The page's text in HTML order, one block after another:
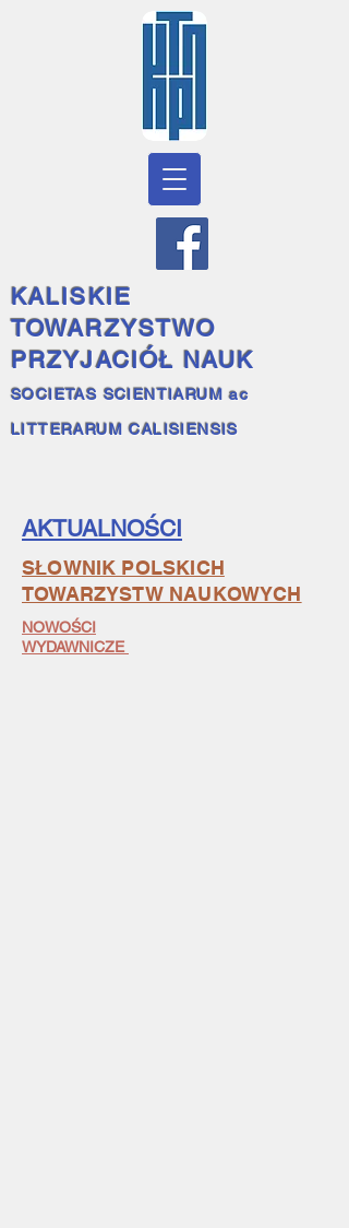
KALISKIE
TOWARZYSTWO
PRZYJACIÓŁ NAUK
SOCIETAS SCIENTIARUM ac
LITTERARUM CALISIENSIS
AKTUALNOŚCI
SŁOWNIK POLSKICH
TOWARZYSTW NAUKOWYCH
NOWOŚCI
WYDAWNICZE